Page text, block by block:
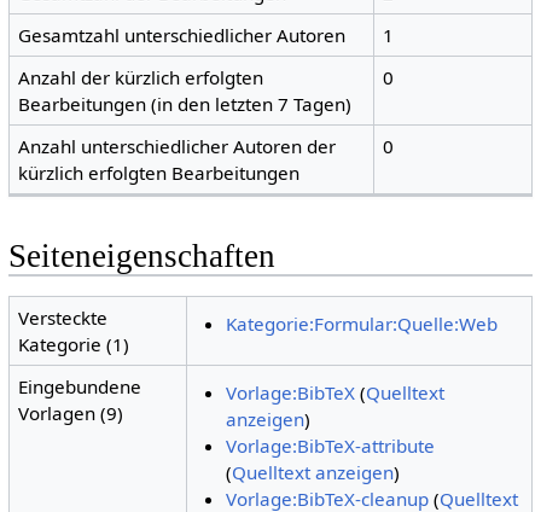
Gesamtzahl unterschiedlicher Autoren
1
Anzahl der kürzlich erfolgten
Bearbeitungen (in den letzten 7 Tagen)
0
Anzahl unterschiedlicher Autoren der
kürzlich erfolgten Bearbeitungen
0
Seiteneigenschaften
Versteckte
Kategorie (1)
Kategorie:Formular:Quelle:Web
Eingebundene
Vorlagen (9)
Vorlage:BibTeX(Quelltext
anzeigen)
Vorlage:BibTeX-attribute
(Quelltext anzeigen)
Vorlage:BibTeX-cleanup(Quelltext